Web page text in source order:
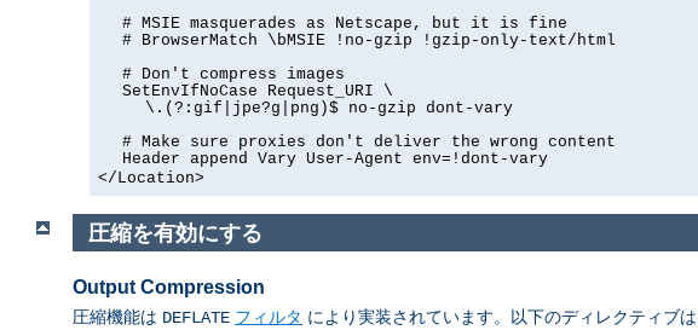
# MSIE masquerades as Netscape, but it is fine
# BrowserMatch \bMSIE !no-gzip !gzip-only-text/html
# Don't compress images
SetEnvIfNoCase Request_URI \
\.(?:gif|jpe?g|png)$ no-gzip dont-vary
# Make sure proxies don't deliver the wrong content
Header append Vary User-Agent env=!dont-vary
</Location>
圧縮を有効にする
Output Compression
圧縮機能は DEFLATE フィルタ により実装されています。以下のディレクティブ